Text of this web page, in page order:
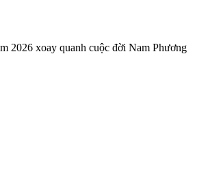
2026 xoay quanh cuộc đời Nam Phương